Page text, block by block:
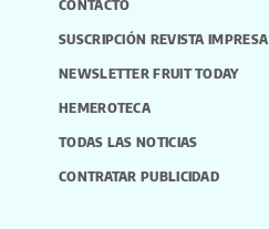
CONTACTO
SUSCRIPCIÓN REVISTA IMPRESA
NEWSLETTER FRUIT TODAY
HEMEROTECA
TODAS LAS NOTICIAS
CONTRATAR PUBLICIDAD